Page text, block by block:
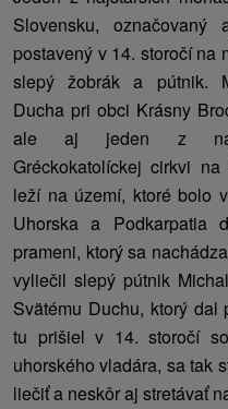
Slovensku,
postavený v 14. storočí na
slepý žobrák a pútnik.
Ducha pri obci Krásny
ale aj jeden z
Gréckokatolíckej cirkvi
leží na území, ktoré bolo
Uhorska a Podkarpatia
prameni, ktorý sa
vyliečil slepý pútnik
Svätému Duchu, ktorý dal
tu prišiel v 14. storočí
uhorského vladára, sa tak
liečiť a neskôr aj stretávať